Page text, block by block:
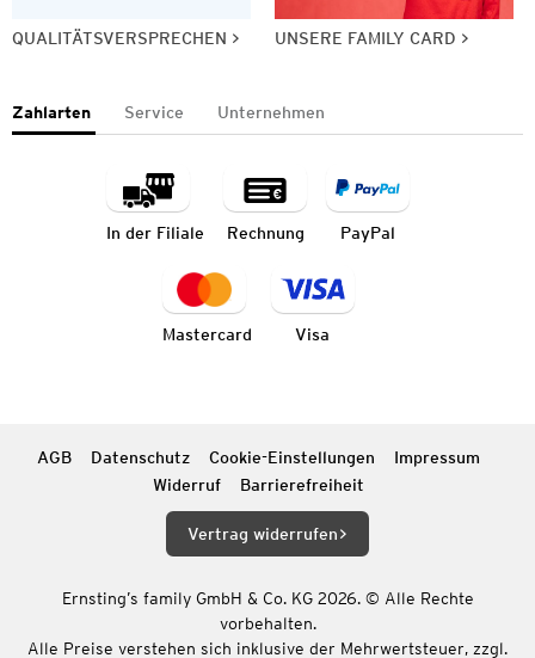
QUALITÄTSVERSPRECHEN UNSERE FAMILY CARD
Zahlarten Service Unternehmen
In der Filiale Rechnung PayPal
Mastercard Visa
AGB Datenschutz Cookie-Einstellungen
Impressum
Widerruf
Barrierefreiheit
Vertrag widerrufen
Ernsting’s family GmbH & Co. KG 2026. © Alle Rechte
vorbehalten.
Alle Preise verstehen sich inklusive der Mehrwertsteuer, zzgl.